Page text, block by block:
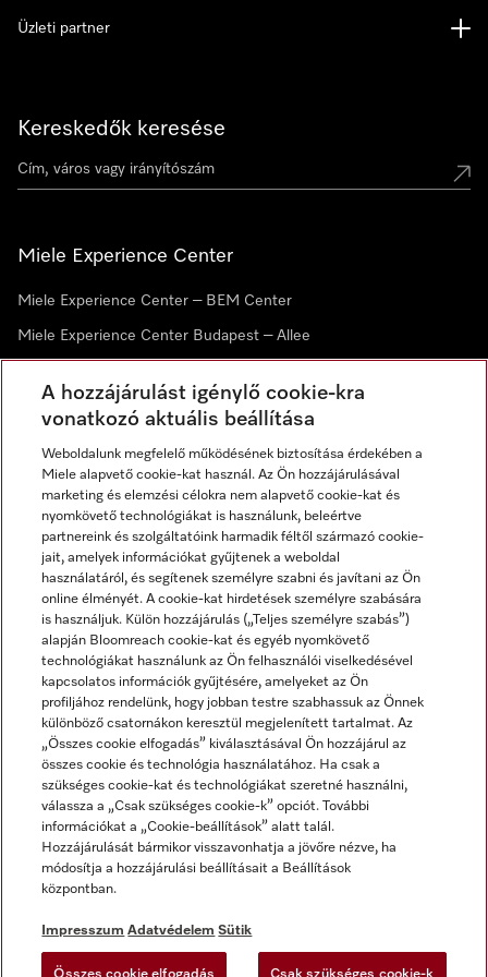
Kereskedők keresése
Miele Experience Center
Miele Experience Center – BEM Center
Miele Experience Center Budapest – Allee
Hírlevél
Üzleti partner
Impresszum
ÁSZF
Adatvédelem
Felhasználási feltételek
Akadálymentességi Nyilatkozat
Digitális Szolgáltatásokról szóló törvény
Miele a YouTube-on
Miele a Facebookon
Miele az Instagramon
A hozzájárulást igénylő cookie-kra
vonatkozó aktuális beállítása
Weboldalunk megfelelő működésének biztosítása érdekében a
Miele alapvető cookie-kat használ. Az Ön hozzájárulásával
marketing és elemzési célokra nem alapvető cookie-kat és
nyomkövető technológiákat is használunk, beleértve
partnereink és szolgáltatóink harmadik féltől származó cookie-
jait, amelyek információkat gyűjtenek a weboldal
használatáról, és segítenek személyre szabni és javítani az Ön
online élményét. A cookie-kat hirdetések személyre szabására
is használjuk. Külön hozzájárulás („Teljes személyre szabás”)
alapján Bloomreach cookie-kat és egyéb nyomkövető
technológiákat használunk az Ön felhasználói viselkedésével
kapcsolatos információk gyűjtésére, amelyeket az Ön
profiljához rendelünk, hogy jobban testre szabhassuk az Önnek
különböző csatornákon keresztül megjelenített tartalmat. Az
„Összes cookie elfogadás” kiválasztásával Ön hozzájárul az
összes cookie és technológia használatához. Ha csak a
szükséges cookie-kat és technológiákat szeretné használni,
válassza a „Csak szükséges cookie-k” opciót. További
információkat a „Cookie-beállítások” alatt talál.
Hozzájárulását bármikor visszavonhatja a jövőre nézve, ha
módosítja a hozzájárulási beállításait a Beállítások
központban.
Impresszum Adatvédelem Sütik